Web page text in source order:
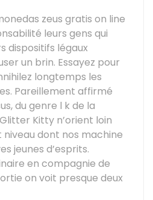
leurs gens qui
dispositifs légaux
un brin. Essayez pour
longtemps les
Pareillement affirmé
du genre l k de la
Kitty n’orient loin
dont nos machine
jeunes d’esprits.
en compagnie de
on voit presque deux